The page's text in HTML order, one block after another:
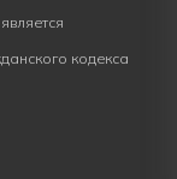
кодекса